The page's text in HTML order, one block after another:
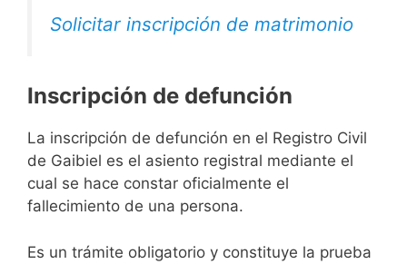
Solicitar inscripción de matrimonio
Inscripción de defunción
La inscripción de defunción en el Registro Civil
de Gaibiel es el asiento registral mediante el
cual se hace constar oficialmente el
fallecimiento de una persona.
Es un trámite obligatorio y constituye la prueba